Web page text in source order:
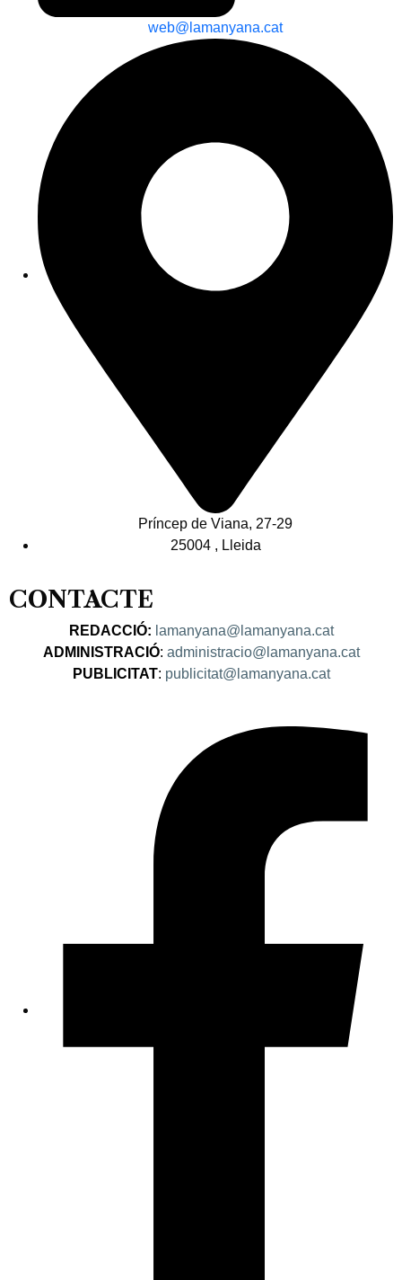
web@lamanyana.cat
Príncep de Viana, 27-29
25004 , Lleida
CONTACTE
REDACCIÓ: lamanyana@lamanyana.cat
ADMINISTRACIÓ: administracio@lamanyana.cat
PUBLICITAT: publicitat@lamanyana.cat